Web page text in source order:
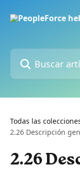
Buscar artículos...
Todas las
2.26 Descripción
2.26